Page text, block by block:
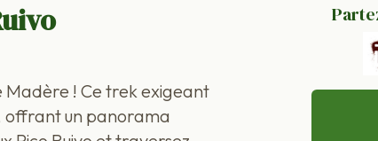
Madère ! Ce trek exigeant
offrant un panorama